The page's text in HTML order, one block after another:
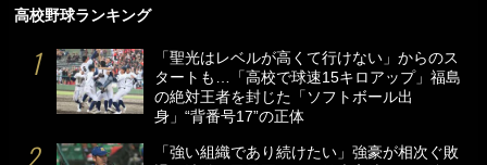
高校野球ランキング
「聖光はレベルが高くて行けない」からのス
タートも…「高校で球速15キロアップ」福島
の絶対王者を封じた「ソフトボール出
身」“背番号17”の正体
「強い組織であり続けたい」強豪が相次ぐ敗